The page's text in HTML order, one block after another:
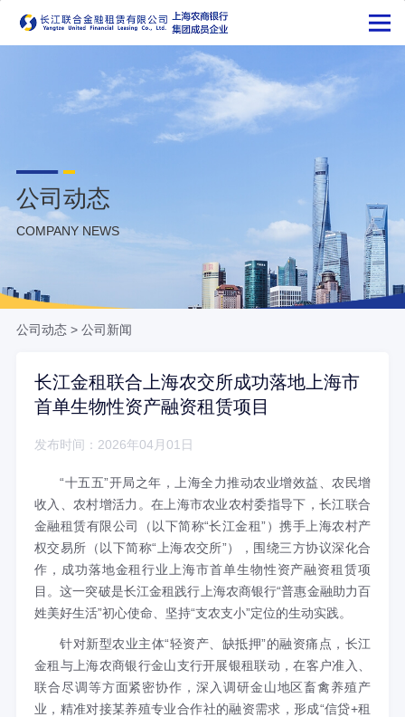
公司动态
COMPANY NEWS
公司动态 > 公司新闻
长江金租联合上海农交所成功落地上海市
首单生物性资产融资租赁项目
发布时间：2026年04月01日
“十五五”开局之年，上海全力推动农业增效益、农民增
收入、农村增活力。 在上海市农业农村委指导下，长江联合
金融租赁有限公司（以下简称“长江金租”）携手上海农村产
权交易所（以下简称“上海农交所”） ， 围绕三方协议深化合
作， 成功落地金租行业 上海市首单生物性资产融资租赁项
目。这一突破是长江金租践行 上海农商银行“普惠金融助力百
姓美好生活”初心使命、坚持“支农支小”定位的生动实践。
针对新型农业主体“轻资产、缺抵押”的融资痛点， 长江
金租与上海农商银行金山支行开展银租联动，在客户准入、
联合尽调等方面紧密协作 ，深入调研金山地区畜禽养殖产
业，精准对接某养殖专业合作社的融资需求 ， 形成“信贷+租